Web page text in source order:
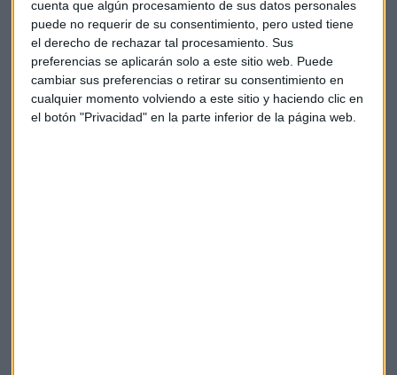
cuenta que algún procesamiento de sus datos personales
puede no requerir de su consentimiento, pero usted tiene
el derecho de rechazar tal procesamiento. Sus
preferencias se aplicarán solo a este sitio web. Puede
cambiar sus preferencias o retirar su consentimiento en
cualquier momento volviendo a este sitio y haciendo clic en
el botón "Privacidad" en la parte inferior de la página web.
Zelanda y un mayor control de las importaciones de
Marruecos. Esto ha puesto encima de la mesa un gran
debate sobre las cláusulas espejo.
"Todos los productos que circulan dentro de la Unión
Europea son completamente seguros y sanos. Nuestro
estándares son de los más altos del mundo", tranquiliza